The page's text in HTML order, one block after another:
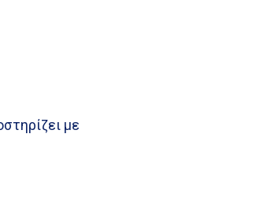
με